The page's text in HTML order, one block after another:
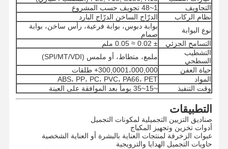
نتحدث الآن
قالب حقن البلاستيك
طلاء الأجهزة المنزلية
قوالب حقن طبية
قالب حقن منزلي
قالب حقن مخصص
التجاويف
1~48 تجويف حسب المشروع
نظام الركاب
الدرّاج الساخن الدرّاج البارد
نوع البوابة
بوابة دبوس، بوابة فرعية، رأس ساخن، بوابة
صمام
التسامح الجزئي
± 0.02 ≈ 0.05 ملم
التشطيب
السطحي
ملمع، متطاط، أو ملمس (SPI/MT/VDI)
حياة العفن
300,0001،000,000+ طلقات
المواد
ABS، PP، PC، PVC، PA66، PET
وقت التنفيذ
~15~35 يوماً بعد الموافقة على العينة
التطبيقات
صناديق التزيين التجميلية لمكونات التجميل
أدوات تخزين وتجهيز المكياج
عبوات الزخرفة لمنتجات العناية بالبشرة أو العناية الشخصية
حاويات التجميل الهدايا والترويجية